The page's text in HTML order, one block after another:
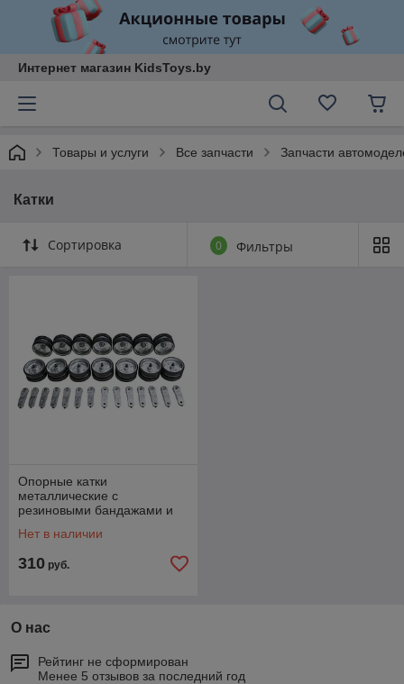
Интернет магазин KidsToys.by
Товары и услуги Все запчасти Запчасти
Катки
Сортировка 0 Фильтры
Опорные катки
металлические с
резиновыми бандажами и
Leopard 2A6
Нет в наличии
310 руб.
О нас
Рейтинг не сформирован
Менее 5 отзывов за последний год